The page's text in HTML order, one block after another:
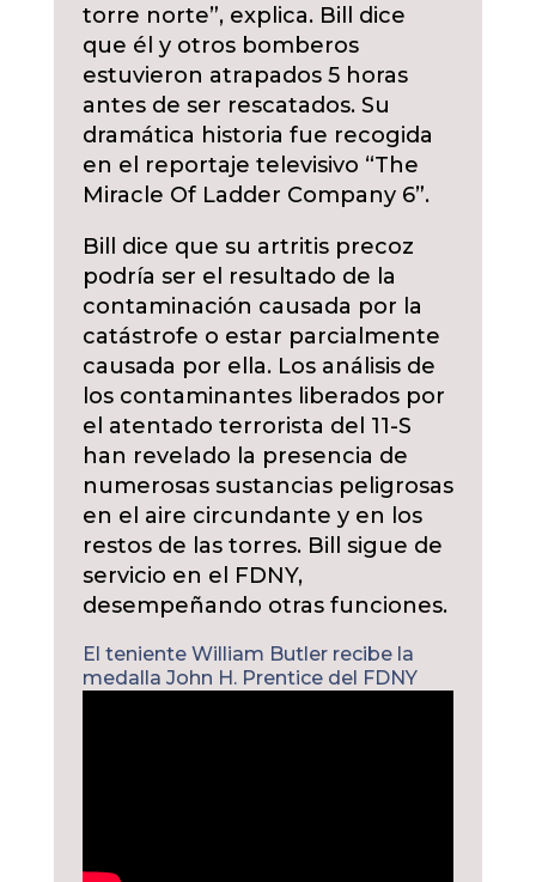
torre norte”, explica. Bill dice
que él y otros bomberos
estuvieron atrapados 5 horas
antes de ser rescatados. Su
dramática historia fue recogida
en el reportaje televisivo “The
Miracle Of Ladder Company 6”.
Bill dice que su artritis precoz
podría ser el resultado de la
contaminación causada por la
catástrofe o estar parcialmente
causada por ella. Los análisis de
los contaminantes liberados por
el atentado terrorista del 11-S
han revelado la presencia de
numerosas sustancias peligrosas
en el aire circundante y en los
restos de las torres. Bill sigue de
servicio en el FDNY,
desempeñando otras funciones.
El teniente William Butler recibe la
medalla John H. Prentice del FDNY